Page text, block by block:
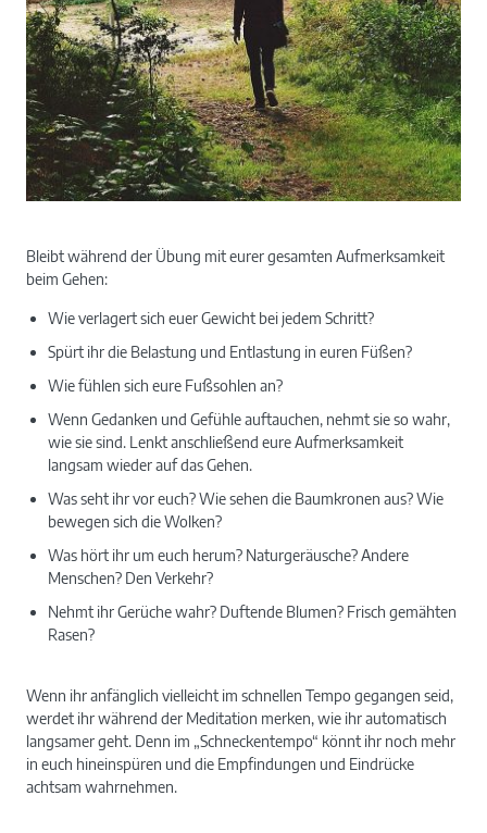
Bleibt während der Übung mit eurer gesamten Aufmerksamkeit
beim Gehen:
Wie verlagert sich euer Gewicht bei jedem Schritt?
Spürt ihr die Belastung und Entlastung in euren Füßen?
Wie fühlen sich eure Fußsohlen an?
Wenn Gedanken und Gefühle auftauchen, nehmt sie so wahr,
wie sie sind. Lenkt anschließend eure Aufmerksamkeit
langsam wieder auf das Gehen.
Was seht ihr vor euch? Wie sehen die Baumkronen aus? Wie
bewegen sich die Wolken?
Was hört ihr um euch herum? Naturgeräusche? Andere
Menschen? Den Verkehr?
Nehmt ihr Gerüche wahr? Duftende Blumen? Frisch gemähten
Rasen?
Wenn ihr anfänglich vielleicht im schnellen Tempo gegangen seid,
werdet ihr während der Meditation merken, wie ihr automatisch
langsamer geht. Denn im „Schneckentempo“ könnt ihr noch mehr
in euch hineinspüren und die Empfindungen und Eindrücke
achtsam wahrnehmen.